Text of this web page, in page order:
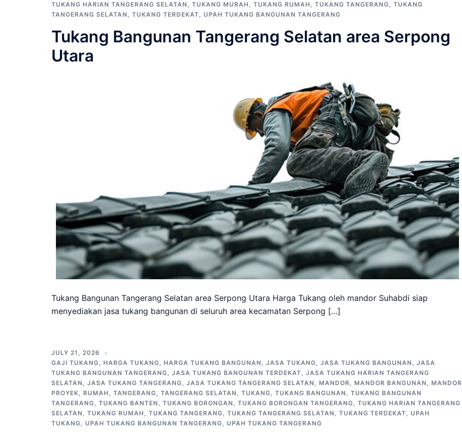
TUKANG HARIAN TANGERANG SELATAN , TUKANG MURAH , TUKANG RUMAH , TUKANG TANGERANG, TUKANG
TANGERANG SELATAN , TUKANG TERDEKAT, UPAH TUKANG BANGUNAN TANGERANG
Tukang Bangunan Tangerang Selatan area Serpong
Utara
Tukang Bangunan Tangerang Selatan area Serpong Utara Harga Tukang oleh mandor Suhabdi siap
menyediakan jasa tukang bangunan di seluruh area kecamatan Serpong […]
JULY 21, 2026
GAJI TUKANG, HARGA TUKANG, HARGA TUKANG BANGUNAN , JASA TUKANG, JASA TUKANG BANGUNAN , JASA
TUKANG BANGUNAN TANGERANG, JASA TUKANG BANGUNAN TERDEKAT, JASA TUKANG HARIAN TANGERANG
SELATAN , JASA TUKANG TANGERANG, JASA TUKANG TANGERANG SELATAN , MANDOR, MANDOR BANGUNAN , MANDOR
PROYEK, RUMAH , TANGERANG, TANGERANG SELATAN , TUKANG, TUKANG BANGUNAN , TUKANG BANGUNAN
TANGERANG, TUKANG BANTEN , TUKANG BORONGAN , TUKANG BORONGAN TANGERANG, TUKANG HARIAN TANGERANG
SELATAN , TUKANG RUMAH , TUKANG TANGERANG, TUKANG TANGERANG SELATAN , TUKANG TERDEKAT, UPAH
TUKANG, UPAH TUKANG BANGUNAN TANGERANG, UPAH TUKANG TANGERANG